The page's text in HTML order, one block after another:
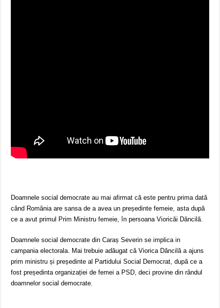
Doamnele social democrate au mai afirmat că este pentru prima dată
când România are sansa de a avea un președinte femeie, asta după
ce a avut primul Prim Ministru femeie, în persoana Vioricăi Dăncilă.
Doamnele social democrate din Caraș Severin se implica in
campania electorala. Mai trebuie adăugat că Viorica Dăncilă a ajuns
prim ministru și președinte al Partidului Social Democrat, după ce a
fost președinta organizației de femei a PSD, deci provine din rândul
doamnelor social democrate.